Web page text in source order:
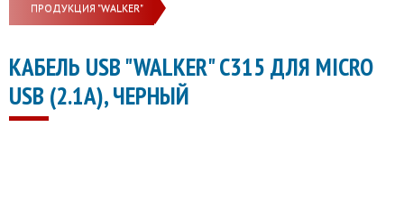
ПРОДУКЦИЯ "WALKER"
КАБЕЛЬ USB "WALKER" C315 ДЛЯ MICRO
USB (2.1А), ЧЕРНЫЙ